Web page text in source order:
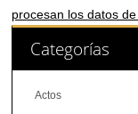
procesan los datos
Categorías
Actos